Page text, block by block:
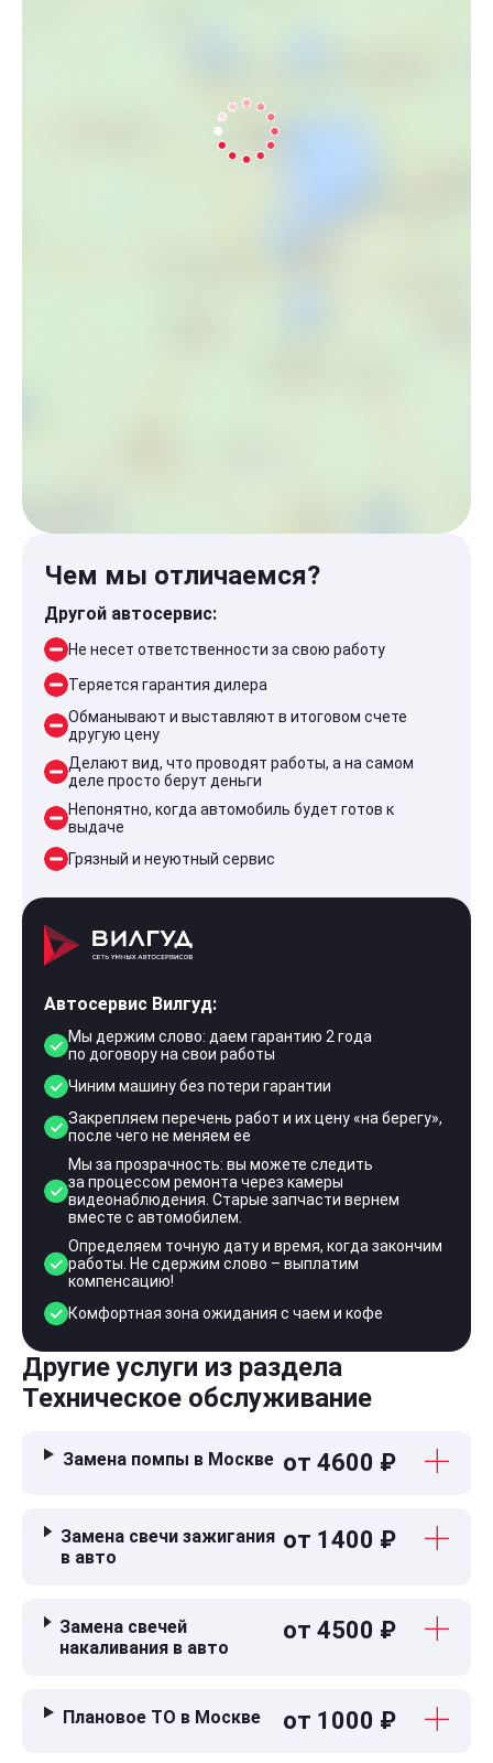
Чем мы отличаемся?
Другой автосервис:
Не несет ответственности за свою работу
Теряется гарантия дилера
Обманывают и выставляют в итоговом счете
другую цену
Делают вид, что проводят работы, а на самом
деле просто берут деньги
Непонятно, когда автомобиль будет готов к
выдаче
Грязный и неуютный сервис
Автосервис Вилгуд:
Мы держим слово: даем гарантию 2 года
по договору на свои работы
Чиним машину без потери гарантии
Закрепляем перечень работ и их цену «на берегу»,
после чего не меняем ее
Мы за прозрачность: вы можете следить
за процессом ремонта через камеры
видеонаблюдения. Старые запчасти вернем
вместе с автомобилем.
Определяем точную дату и время, когда закончим
работы. Не сдержим слово – выплатим
компенсацию!
Комфортная зона ожидания с чаем и кофе
Другие услуги из раздела
Техническое обслуживание
Замена помпы в Москве от 4600 ₽
Замена свечи зажигания
в авто
от 1400 ₽
Замена свечей
накаливания в авто
от 4500 ₽
Плановое ТО в Москве от 1000 ₽